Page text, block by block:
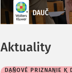
Aktuality
DAŇOVÉ PRIZNANIE K